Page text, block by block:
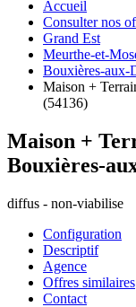
Accueil
Consulter nos
Grand Est
Meurthe-et-
Bouxières-aux-
Maison +
(54136)
Maison +
Bouxières-
diffus - non-viabilise
Configuration
Descriptif
Agence
Offres similaires
Contact